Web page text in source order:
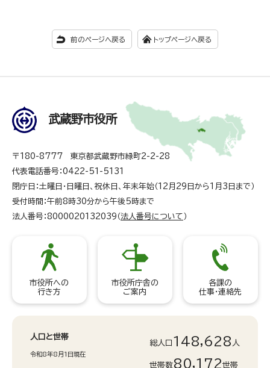
前のページへ戻る トップページへ戻る
武蔵野市役所
〒180-8777 東京都武蔵野市緑町2-2-28
代表電話番号：0422-51-5131
閉庁日：土曜日・日曜日、祝休日、年末年始（12月29日から1月3日まで）
受付時間：午前8時30分から午後5時まで
法人番号：8000020132039（ 法人番号について ）
市役所への
行き方
市役所庁舎の
ご案内
各課の
仕事・連絡先
人口と世帯
令和8年8月1日現在
総人口 148,628 人
世帯数80,172世帯